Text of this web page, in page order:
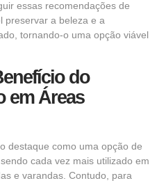
essas recomendações de
preservar a beleza e a
tornando-o uma opção viável
do
em Áreas
destaque como uma opção de
cada vez mais utilizado em
e varandas. Contudo, para